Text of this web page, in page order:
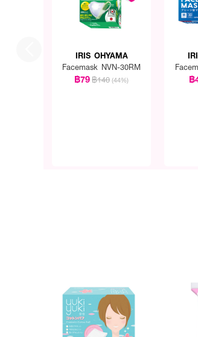
IRIS OHYAMA
Facemask NVN-30RM
฿79฿140 (44%) ฿